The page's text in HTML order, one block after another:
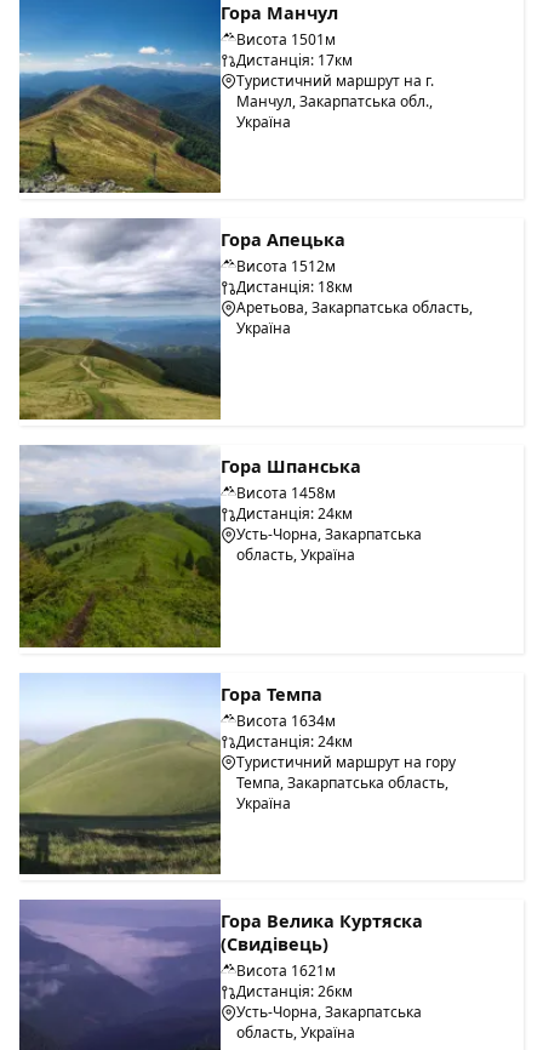
Гора Манчул
Висота 1501м
Дистанція: 17км
Туристичний маршрут на г.
Манчул, Закарпатська обл.,
Україна
Гора Апецька
Висота 1512м
Дистанція: 18км
Аретьова, Закарпатська область,
Україна
Гора Шпанська
Висота 1458м
Дистанція: 24км
Усть-Чорна, Закарпатська
область, Україна
Гора Темпа
Висота 1634м
Дистанція: 24км
Туристичний маршрут на гору
Темпа, Закарпатська область,
Україна
Гора Велика Куртяска
(Свидівець)
Висота 1621м
Дистанція: 26км
Усть-Чорна, Закарпатська
область, Україна